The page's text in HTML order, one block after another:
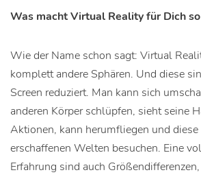
Was macht Virtual Reality für Dich
Wie der Name schon sagt: Virtual
komplett andere Sphären. Und diese
Screen reduziert. Man kann sich
anderen Körper schlüpfen, sieht seine
Aktionen, kann herumfliegen und
erschaffenen Welten besuchen. Eine
Erfahrung sind auch